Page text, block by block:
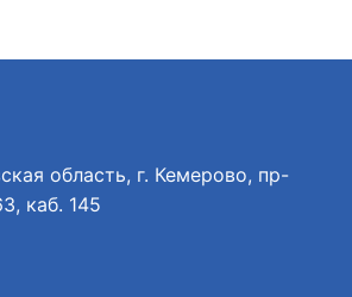
область, г. Кемерово, пр-
каб. 145